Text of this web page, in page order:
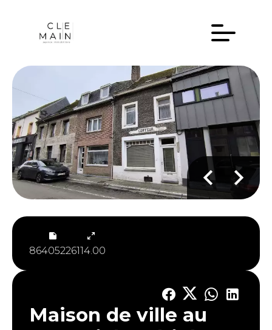
86405226114.00
Maison de ville au